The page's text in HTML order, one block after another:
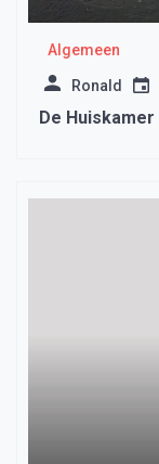
Algemeen
Ronald
De